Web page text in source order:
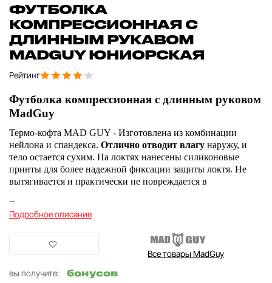
ФУТБОЛКА
КОМПРЕССИОННАЯ С
ДЛИННЫМ РУКАВОМ
MADGUY ЮНИОРСКАЯ
Рейтинг
Футболка компрессионная с длинным руковом
MadGuy
Термо-кофта MAD GUY - Изготовлена из комбинации
нейлона и спандекса. Отлично отводит влагу наружу, и
тело остается сухим. На локтях нанесены силиконовые
принты для более надежной фиксации защиты локтя. Не
вытягивается и практически не повреждается в
...
Подробное описание
Все товары MadGuy
вы получите:
бонусов